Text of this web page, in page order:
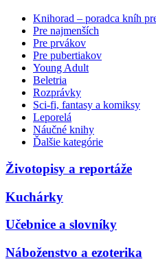
Knihorad – poradca kníh
Pre najmenších
Pre prvákov
Pre pubertiakov
Young Adult
Beletria
Rozprávky
Sci-fi, fantasy a komiksy
Leporelá
Náučné knihy
Ďalšie kategórie
Životopisy a reportáže
Kuchárky
Učebnice a slovníky
Náboženstvo a ezoterika